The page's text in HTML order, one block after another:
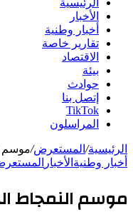
الرئيسية
الأخبار
أخبار وطنية
تقارير خاصة
الاقتصاد
بيئة
حوادث
إتصل بنا
TikTok
المراسلون
الرئيسية/ المستعرض/موسم النمجاط الديني 2024 يتميز
أخبار وطنية الأخبار